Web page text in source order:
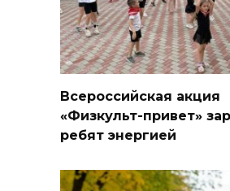
Всероссийская акция
«Физкульт-привет»
ребят энергией